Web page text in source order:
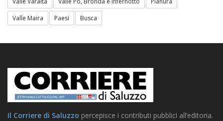
Valle Maira
Paesi Busca
Il Corriere di Saluzzo percepisce i contributi pubblici all’editoria.